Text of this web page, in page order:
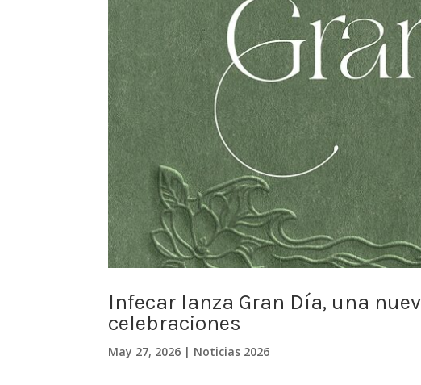
Infecar lanza Gran Día, una
celebraciones
May 27, 2026 | Noticias 2026